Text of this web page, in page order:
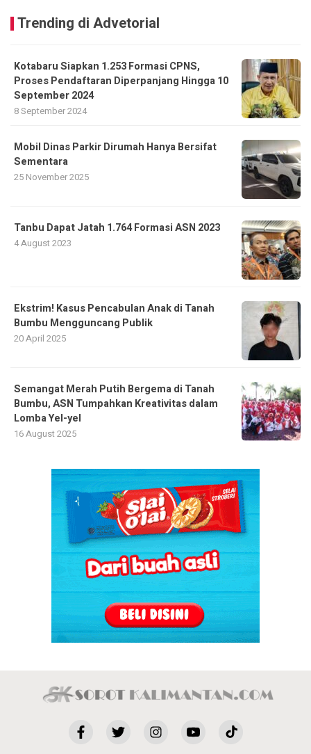
Trending di Advetorial
Kotabaru Siapkan 1.253 Formasi CPNS,
Proses Pendaftaran Diperpanjang Hingga 10
September 2024
8 September 2024
Mobil Dinas Parkir Dirumah Hanya Bersifat
Sementara
25 November 2025
Tanbu Dapat Jatah 1.764 Formasi ASN 2023
4 August 2023
Ekstrim! Kasus Pencabulan Anak di Tanah
Bumbu Mengguncang Publik
20 April 2025
Semangat Merah Putih Bergema di Tanah
Bumbu, ASN Tumpahkan Kreativitas dalam
Lomba Yel-yel
16 August 2025